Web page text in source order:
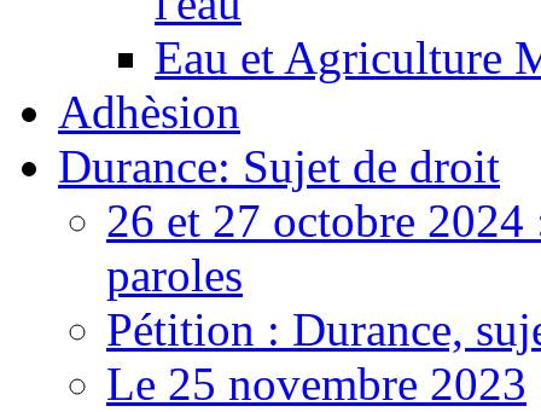
Eau et Agriculture
Adhèsion
Durance: Sujet de droit
26 et 27 octobre 2024
paroles
Pétition : Durance,
Le 25 novembre 2023